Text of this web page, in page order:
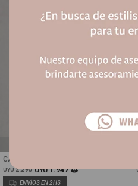
CAMISA RAYADA CON LINO - OLIVA
UYU 2.290 UYU 1.947